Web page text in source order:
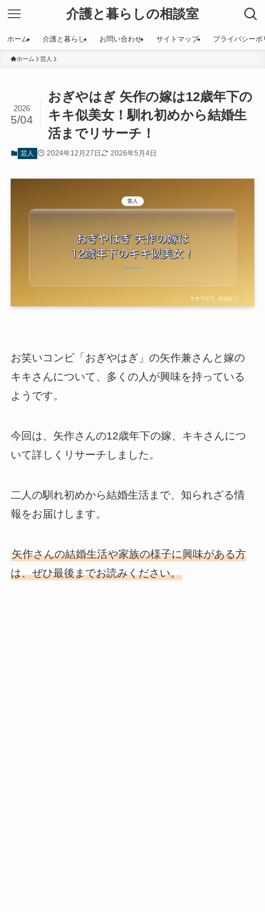
介護と暮らしの相談室
ホーム 介護と暮らし お問い合わせ サイトマップ プライバシーポ
ホーム 芸人
おぎやはぎ 矢作の嫁は12歳年下の
キキ似美女！馴れ初めから結婚生
活までリサーチ！
2026
5/04
芸人 2024年12月27日 2026年5月4日
お笑いコンビ「おぎやはぎ」の矢作兼さんと嫁の
キキさんについて、多くの人が興味を持っている
ようです。
今回は、矢作さんの12歳年下の嫁、キキさんにつ
いて詳しくリサーチしました。
二人の馴れ初めから結婚生活まで、知られざる情
報をお届けします。
矢作さんの結婚生活や家族の様子に興味がある方
は、ぜひ最後までお読みください。